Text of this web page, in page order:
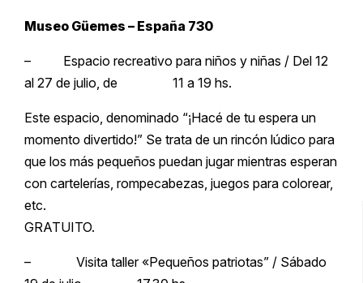
Museo Güemes – España 730
– Espacio recreativo para niños y niñas / Del 12
al 27 de julio, de 11 a 19 hs.
Este espacio, denominado “¡Hacé de tu espera un
momento divertido!” Se trata de un rincón lúdico para
que los más pequeños puedan jugar mientras esperan
con cartelerías, rompecabezas, juegos para colorear,
etc.
GRATUITO.
– Visita taller «Pequeños patriotas” / Sábado